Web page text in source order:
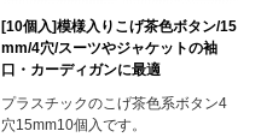
[10個入]模様入りこげ茶色ボタン/15
mm/4穴/スーツやジャケットの袖
口・カーディガンに最適
プラスチックのこげ茶色系ボタン4
穴15mm10個入です。